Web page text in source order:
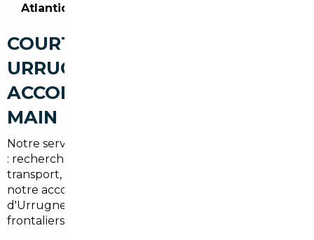
Atlantiques
COURTIER AUTOMOBILE
URRUGNE : UN
ACCOMPAGNEMENT CLÉ EN
MAIN
Notre service propose une prise en charge complète
: recherche, contrôle technique, négociation,
transport, immatriculation et livraison. Nous adaptons
notre accompagnement aux besoins des habitants
d'Urrugne, des navetteurs vers Biarritz et des
frontaliers vers Hendaye.